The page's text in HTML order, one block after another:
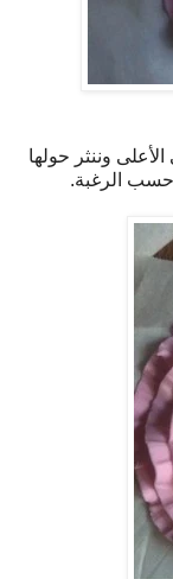
وننثر حولها
حسب الرغبة.